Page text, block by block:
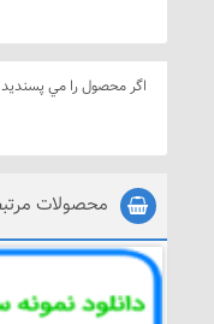
اگر محصول را مي پسنديد
محصولات